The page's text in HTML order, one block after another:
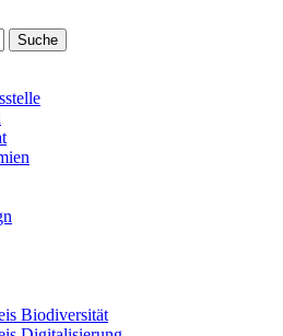
Biodiversität